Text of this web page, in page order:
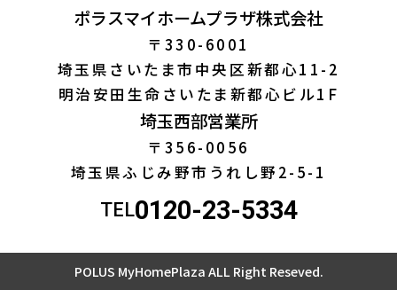
ポラスマイホームプラザ株式会社
〒330-6001
埼玉県さいたま市中央区新都心11-2
明治安田生命さいたま新都心ビル1F
埼玉西部営業所
〒356-0056
埼玉県ふじみ野市うれし野2-5-1
TEL0120-23-5334
POLUS MyHomePlaza ALL Right Reseved.